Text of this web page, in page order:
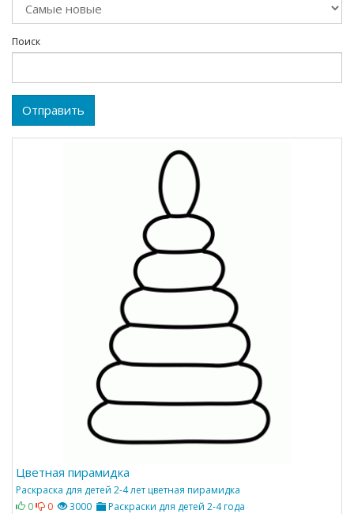
Поиск
Отправить
Цветная пирамидка
Раскраска для детей 2-4 лет цветная пирамидка
0
0 3000 Раскраски для детей 2-4 года